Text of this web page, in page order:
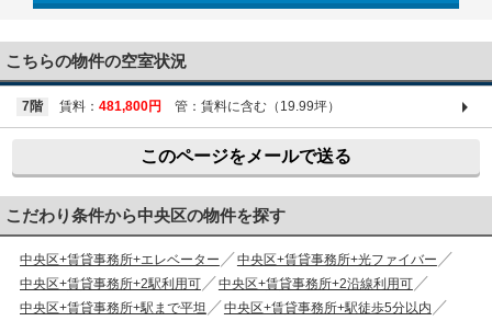
こちらの物件の空室状況
7階 賃料： 481,800円 管：賃料に含む（19.99坪）
このページをメールで送る
こだわり条件から中央区の物件を探す
中央区+賃貸事務所+エレベーター
中央区+賃貸事務所+光ファイバー
中央区+賃貸事務所+2駅利用可
中央区+賃貸事務所+2沿線利用可
中央区+賃貸事務所+駅まで平坦
中央区+賃貸事務所+駅徒歩5分以内